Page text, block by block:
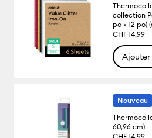
collection
po × 12 po)
CHF 14.99
Ajouter
Nouveau
60,96 cm)